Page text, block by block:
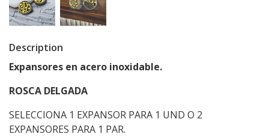
Description
Expansores en acero inoxidable.
ROSCA DELGADA
SELECCIONA 1 EXPANSOR PARA 1 UND O 2
EXPANSORES PARA 1 PAR.